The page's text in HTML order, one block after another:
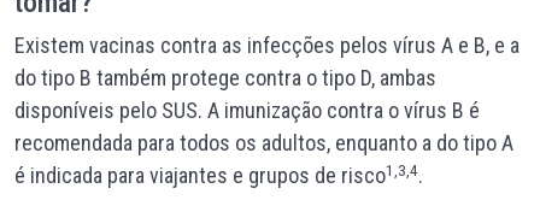
Existem vacinas contra as infecções pelos vírus A e B, e a
do tipo B também protege contra o tipo D, ambas
disponíveis pelo SUS. A imunização contra o vírus B é
recomendada para todos os adultos, enquanto a do tipo A
é indicada para viajantes e grupos de risco1,3,4.